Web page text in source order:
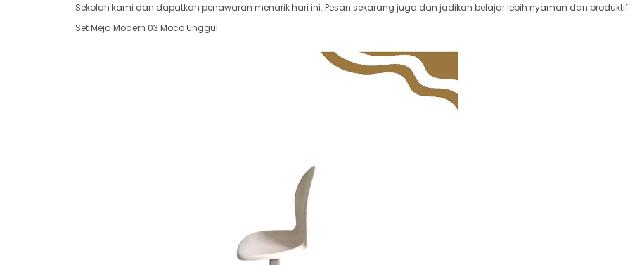
Sekolah kami dan dapatkan penawaran menarik hari ini. Pesan sekarang juga dan jadikan belajar lebih nyaman dan
Set Meja Modern 03 Moco Unggul